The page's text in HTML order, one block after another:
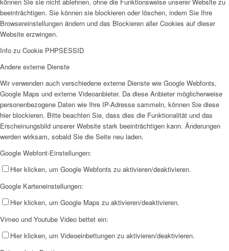
beeinträchtigen. Sie können sie blockieren oder löschen, indem Sie Ihre
Browsereinstellungen ändern und das Blockieren aller Cookies auf dieser
Website erzwingen.
Info zu Cookie PHPSESSID
Andere externe Dienste
Wir verwenden auch verschiedene externe Dienste wie Google Webfonts,
Google Maps und externe Videoanbieter. Da diese Anbieter möglicherweise
personenbezogene Daten wie Ihre IP-Adresse sammeln, können Sie diese
hier blockieren. Bitte beachten Sie, dass dies die Funktionalität und das
Erscheinungsbild unserer Website stark beeinträchtigen kann. Änderungen
werden wirksam, sobald Sie die Seite neu laden.
Google Webfont-Einstellungen:
Hier klicken, um Google Webfonts zu aktivieren/deaktivieren.
Google Karteneinstellungen:
Hier klicken, um Google Maps zu aktivieren/deaktivieren.
Vimeo und Youtube Video bettet ein:
Hier klicken, um Videoeinbettungen zu aktivieren/deaktivieren.